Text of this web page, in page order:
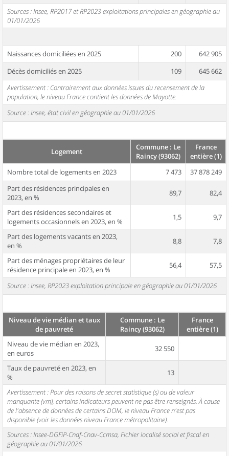
Sources : Insee, RP2017 et RP2023 exploitations principales en géographie au
01/01/2026
Naissances domiciliées en 2025 200
642 905
Décès domiciliés en 2025
109
645 662
Avertissement : Contrairement aux données issues du recensement de la
population, le niveau France contient les données de Mayotte.
Source : Insee, état civil en géographie au 01/01/2026
Logement
Commune : Le
Raincy (93062)
France
entière (1)
Nombre total de logements en 2023
7 473
37 878 249
Part des résidences principales en
2023, en %
89,7 82,4
Part des résidences secondaires et
logements occasionnels en 2023, en %
1,5 9,7
Part des logements vacants en 2023,
en %
8,8 7,8
Part des ménages propriétaires de leur
résidence principale en 2023, en %
56,4 57,5
Source : Insee, RP2023 exploitation principale en géographie au 01/01/2026
Niveau de vie médian et taux
de pauvreté
Commune : Le
Raincy (93062)
France
entière (1)
Niveau de vie médian en 2023,
en euros
32 550
Taux de pauvreté en 2023, en
%
13
Avertissement : Pour des raisons de secret statistique (s) ou de valeur
manquante (vm), certains indicateurs peuvent ne pas être renseignés. À cause
de l'absence de données de certains DOM, le niveau France n'est pas
disponible (voir les données niveau France métropolitaine).
Sources : Insee-DGFiP-Cnaf-Cnav-Ccmsa, Fichier localisé social et fiscal en
géographie au 01/01/2026